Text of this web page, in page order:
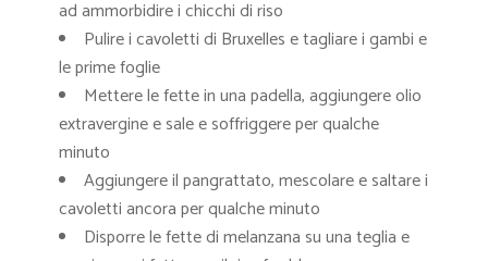
ad ammorbidire i chicchi di riso
Pulire i cavoletti di Bruxelles e tagliare i gambi e
le prime foglie
Mettere le fette in una padella, aggiungere olio
extravergine e sale e soffriggere per qualche
minuto
Aggiungere il pangrattato, mescolare e saltare i
cavoletti ancora per qualche minuto
Disporre le fette di melanzana su una teglia e